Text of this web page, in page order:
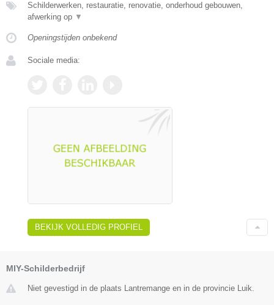
Schilderwerken, restauratie, renovatie, onderhoud gebouwen,
afwerking op ▼
Openingstijden onbekend
Sociale media:
BEKIJK VOLLEDIG PROFIEL
MIY-Schilderbedrijf
Niet gevestigd in de plaats Lantremange en in de provincie Luik.